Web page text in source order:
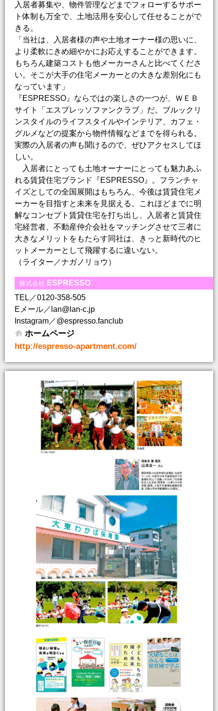
入居者募集や、物件管理などまでフォローするサポー
ト体制も万全で、土地活用を安心して任せることがで
きる。
「当社は、入居者様の声や土地オーナー様の思いに、
より柔軟にきめ細やかにお応えすることができます。
もちろん建築コストも他メーカーさんと比べてくださ
い。そこが大手の住宅メーカーとの大きな差別化にも
なっています」
『ESPRESSO』ならではの楽しさの一つが、ＷＥＢ
サイト「エスプレッソファンクラブ」だ。ブルックリ
ンスタイルのライフスタイルやインテリア、カフェ・
グルメなどの提案から物件情報などまでを得られる。
実際の入居者の声も聞けるので、ぜひアクセスしてほ
しい。
入居者にとっても土地オーナーにとっても魅力あふ
れる賃貸住宅ブランド『ESPRESSO』。フランチャ
イズとしての全国展開はもちろん、今後は賃貸住宅メ
ーカーを目指すと未来を見据える。これほどまでに明
解なコンセプト賃貸住宅を打ち出し、入居者と賃貸住
宅経営者、不動産仲介会社をマッチングさせて三者に
大きなメリットをもたらす同社は、きっと新時代のヒ
ットメーカーとして飛躍するに違いない。
（ライター／ナガノリョウ）
株式会社 ESPRESSO
TEL／0120-358-505
Eメール／lan@lan-c.jp
Instagram／@espresso.fanclub
ホームページ
http://espresso-apartment.com/